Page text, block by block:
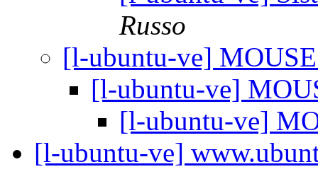
Russo
[l-ubuntu-ve]
[l-ubuntu-ve]
[l-ubuntu-ve]
[l-ubuntu-ve]